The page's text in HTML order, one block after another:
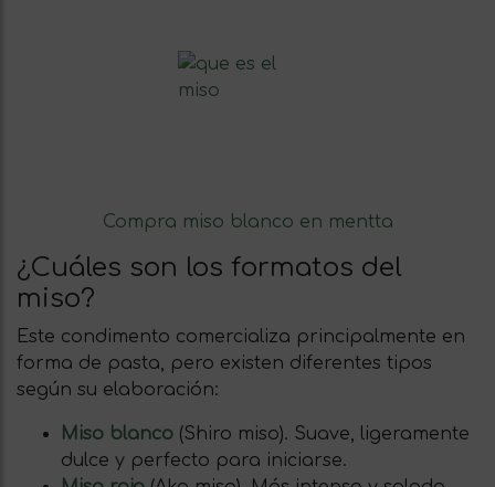
Compra miso blanco en mentta
¿Cuáles son los formatos del
miso?
Este condimento comercializa principalmente en
forma de pasta, pero existen diferentes tipos
según su elaboración:
Miso blanco (Shiro miso). Suave, ligeramente
dulce y perfecto para iniciarse.